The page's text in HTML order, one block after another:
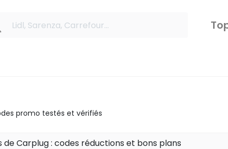
promo testés et vérifiés
Carplug : codes réductions et bons plans